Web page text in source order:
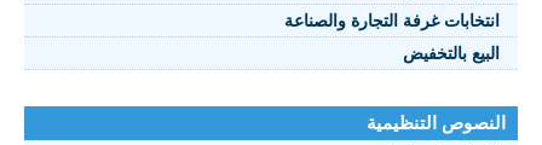
انتخابات غرفة التجارة والصناعة
البيع بالتخفيض
النصوص التنظيمية